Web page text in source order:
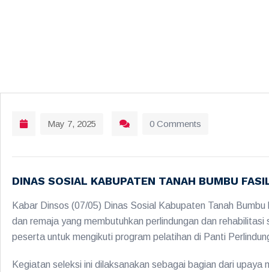
May 7, 2025 0 Comments
DINAS SOSIAL KABUPATEN TANAH BUMBU
Kabar Dinsos (07/05) Dinas Sosial Kabupaten Tanah
dan remaja yang membutuhkan perlindungan dan
peserta untuk mengikuti program pelatihan di Panti
Kegiatan seleksi ini dilaksanakan sebagai bagian dari